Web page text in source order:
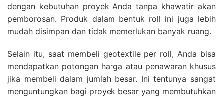
dengan kebutuhan proyek Anda tanpa khawatir akan
pemborosan. Produk dalam bentuk roll ini juga lebih
mudah disimpan dan tidak memerlukan banyak ruang.
Selain itu, saat membeli geotextile per roll, Anda bisa
mendapatkan potongan harga atau penawaran khusus
jika membeli dalam jumlah besar. Ini tentunya sangat
menguntungkan bagi proyek besar yang membutuhkan